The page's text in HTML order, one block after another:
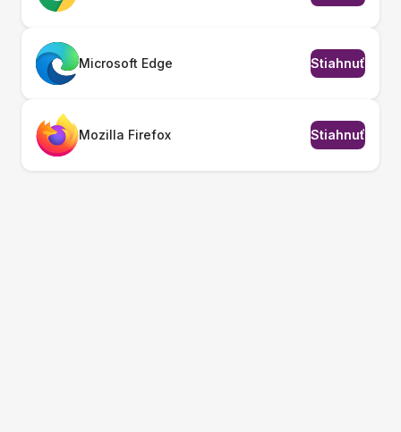
Microsoft Edge Stiahnuť
Mozilla Firefox Stiahnuť